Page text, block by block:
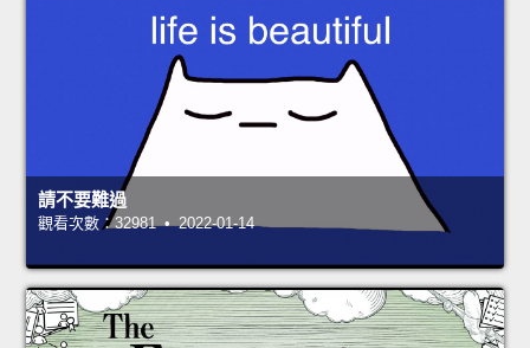
請不要難過
觀看次數：32981 • 2022-01-14